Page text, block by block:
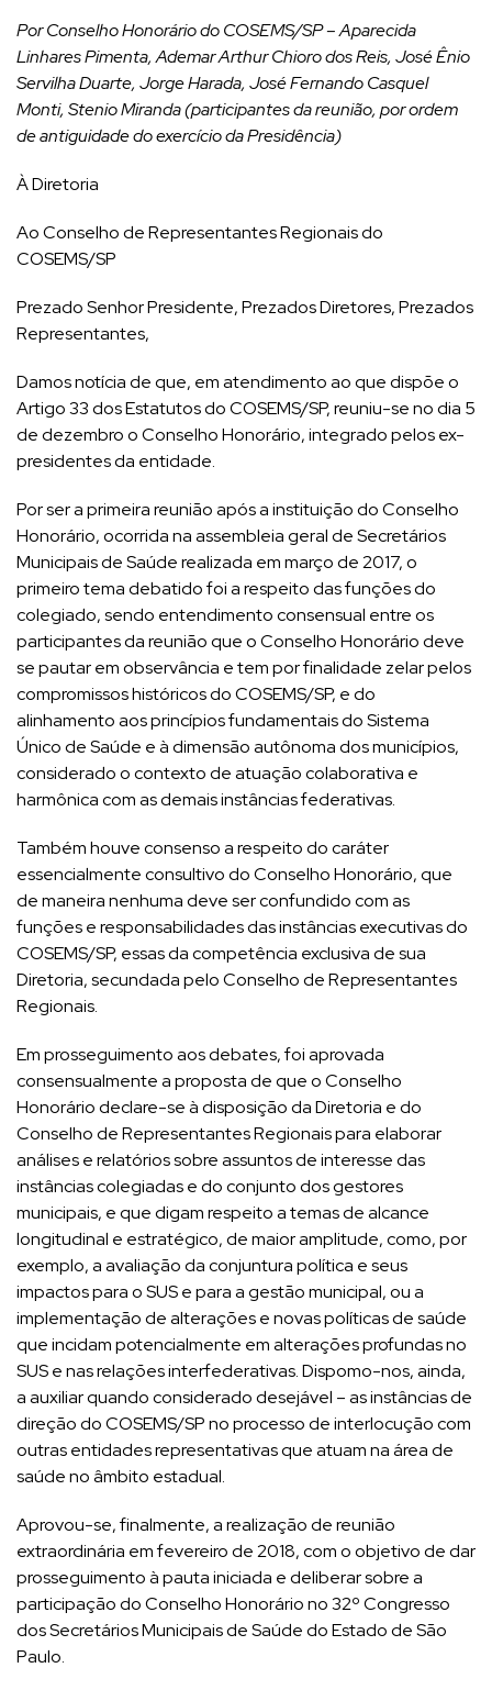
Por Conselho Honorário do COSEMS/SP – Aparecida
Linhares Pimenta, Ademar Arthur Chioro dos Reis, José Ênio
Servilha Duarte, Jorge Harada, José Fernando Casquel
Monti, Stenio Miranda (participantes da reunião, por ordem
de antiguidade do exercício da Presidência)
À Diretoria
Ao Conselho de Representantes Regionais do
COSEMS/SP
Prezado Senhor Presidente, Prezados Diretores, Prezados
Representantes,
Damos notícia de que, em atendimento ao que dispõe o
Artigo 33 dos Estatutos do COSEMS/SP, reuniu-se no dia 5
de dezembro o Conselho Honorário, integrado pelos ex-
presidentes da entidade.
Por ser a primeira reunião após a instituição do Conselho
Honorário, ocorrida na assembleia geral de Secretários
Municipais de Saúde realizada em março de 2017, o
primeiro tema debatido foi a respeito das funções do
colegiado, sendo entendimento consensual entre os
participantes da reunião que o Conselho Honorário deve
se pautar em observância e tem por finalidade zelar pelos
compromissos históricos do COSEMS/SP, e do
alinhamento aos princípios fundamentais do Sistema
Único de Saúde e à dimensão autônoma dos municípios,
considerado o contexto de atuação colaborativa e
harmônica com as demais instâncias federativas.
Também houve consenso a respeito do caráter
essencialmente consultivo do Conselho Honorário, que
de maneira nenhuma deve ser confundido com as
funções e responsabilidades das instâncias executivas do
COSEMS/SP, essas da competência exclusiva de sua
Diretoria, secundada pelo Conselho de Representantes
Regionais.
Em prosseguimento aos debates, foi aprovada
consensualmente a proposta de que o Conselho
Honorário declare-se à disposição da Diretoria e do
Conselho de Representantes Regionais para elaborar
análises e relatórios sobre assuntos de interesse das
instâncias colegiadas e do conjunto dos gestores
municipais, e que digam respeito a temas de alcance
longitudinal e estratégico, de maior amplitude, como, por
exemplo, a avaliação da conjuntura política e seus
impactos para o SUS e para a gestão municipal, ou a
implementação de alterações e novas políticas de saúde
que incidam potencialmente em alterações profundas no
SUS e nas relações interfederativas. Dispomo-nos, ainda,
a auxiliar quando considerado desejável – as instâncias de
direção do COSEMS/SP no processo de interlocução com
outras entidades representativas que atuam na área de
saúde no âmbito estadual.
Aprovou-se, finalmente, a realização de reunião
extraordinária em fevereiro de 2018, com o objetivo de dar
prosseguimento à pauta iniciada e deliberar sobre a
participação do Conselho Honorário no 32º Congresso
dos Secretários Municipais de Saúde do Estado de São
Paulo.